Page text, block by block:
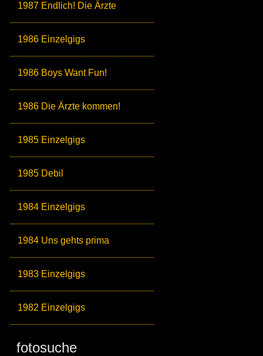
1987 Endlich! Die Ärzte
1986 Einzelgigs
1986 Boys Want Fun!
1986 Die Ärzte kommen!
1985 Einzelgigs
1985 Debil
1984 Einzelgigs
1984 Uns gehts prima
1983 Einzelgigs
1982 Einzelgigs
fotosuche